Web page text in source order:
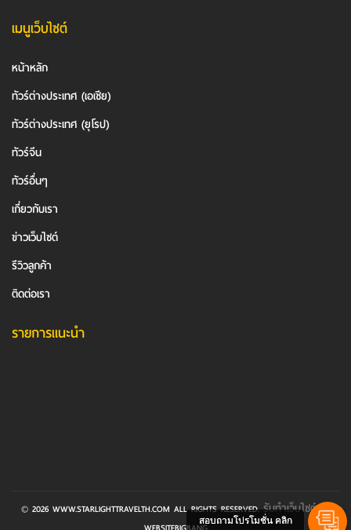
เมนูเว็บไซต์
หน้าหลัก
ทัวร์ต่างประเทศ (เอเชีย)
ทัวร์ต่างประเทศ (ยุโรป)
ทัวร์จีน
ทัวร์อื่นๆ
เกี่ยวกับเรา
ข่าวเว็บไซต์
รีวิวลูกค้า
ติดต่อเรา
รายการแนะนำ
© 2026 WWW.STARLIGHTTRAVELTH.COM ALL RIGHTS RESERVED.รับทําเว็บไซต์BY
สอบถามโปรโมชั่น คลิก